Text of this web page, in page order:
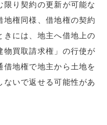
限り契約の更新が可能な
地権同様、借地権の契約
きには、地主へ借地上の
物買取請求権」の行使が
借地権で地主から土地を
ないで返せる可能性があ